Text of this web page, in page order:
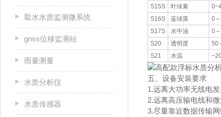
取水水质监测微系统
gnss位移监测站
雨量测量
水质分析仪
水质传感器
S15S
叶绿素
S16S
蓝绿藻
0
S17S
水中油
0
S20
透明度
50
S21
水温
五、设备安装要求
1.远离大功率无线电
2.远离高压输电线和
3.尽量靠近数据传输